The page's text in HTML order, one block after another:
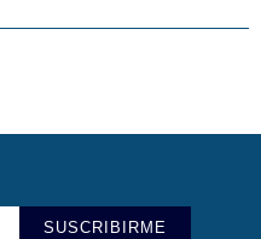
SUSCRIBIRME